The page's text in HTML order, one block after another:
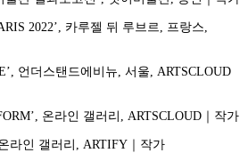
2022’, 카루젤 뒤 루브르, 프랑스,
언더스탠드에비뉴, 서울, ARTSCLOUD
온라인 갤러리, ARTSCLOUD｜작가
라인 갤러리, ARTIFY｜작가